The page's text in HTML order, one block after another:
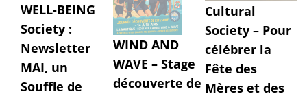
WELL-BEING
Society :
Newsletter
MAI, un
Souffle de
WIND AND
WAVE – Stage
découverte de
Cultural
Society – Pour
célébrer la
Fête des
Mères et des